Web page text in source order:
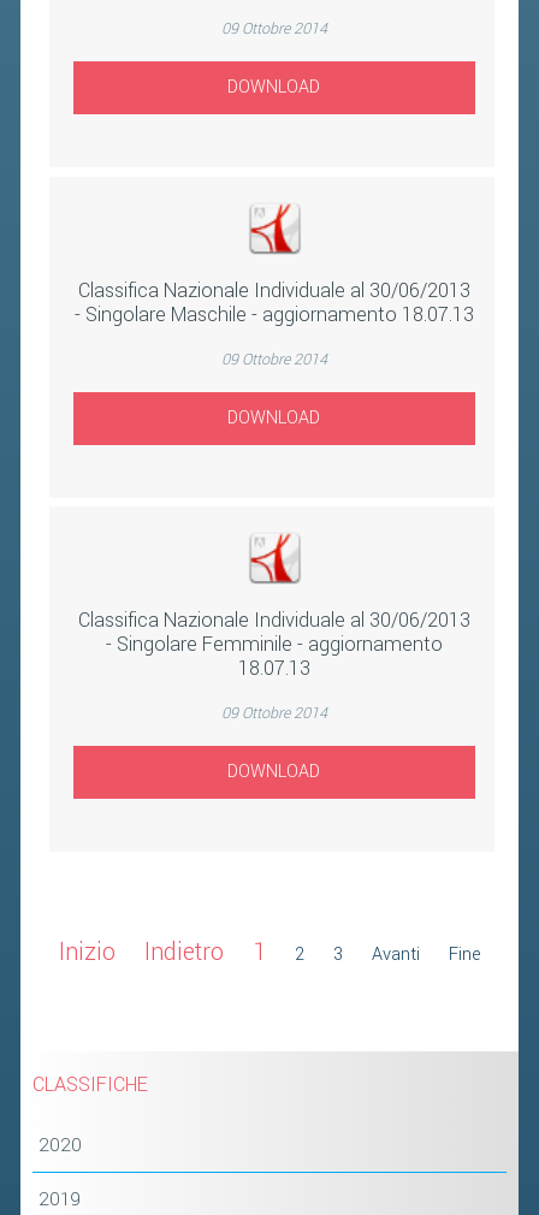
09 Ottobre 2014
DOWNLOAD
Classifica Nazionale Individuale al 30/06/2013
- Singolare Maschile - aggiornamento 18.07.13
09 Ottobre 2014
DOWNLOAD
Classifica Nazionale Individuale al 30/06/2013
- Singolare Femminile - aggiornamento
18.07.13
09 Ottobre 2014
DOWNLOAD
Inizio Indietro 1 2 3 Avanti Fine
CLASSIFICHE
2020
2019